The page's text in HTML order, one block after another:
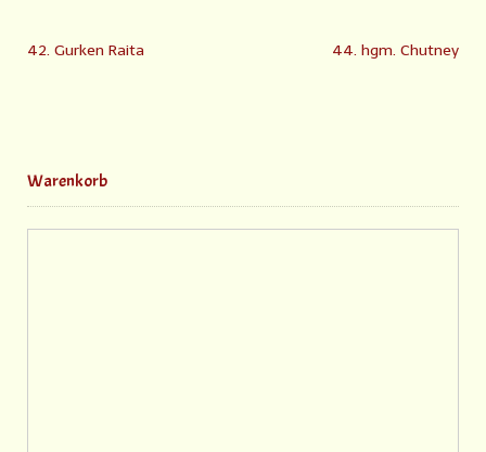
42. Gurken Raita 44. hgm. Chutney
Warenkorb